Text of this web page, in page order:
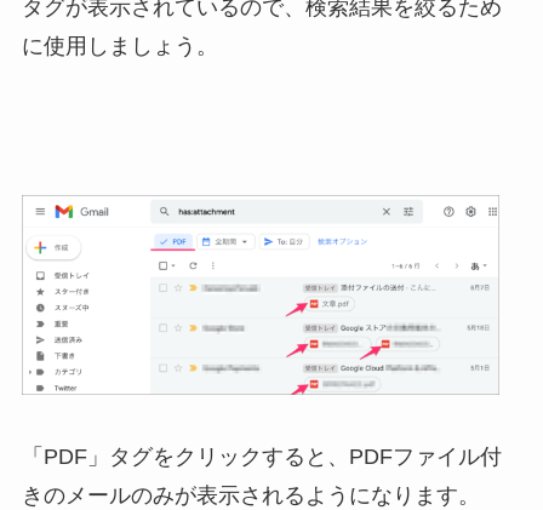
タグが表示されているので、検索結果を絞るため
に使用しましょう。
「PDF」タグをクリックすると、PDFファイル付
きのメールのみが表示されるようになります。